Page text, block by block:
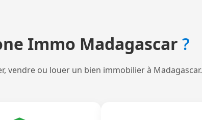
Immo Madagascar ?
vendre ou louer un bien immobilier à Madagascar.